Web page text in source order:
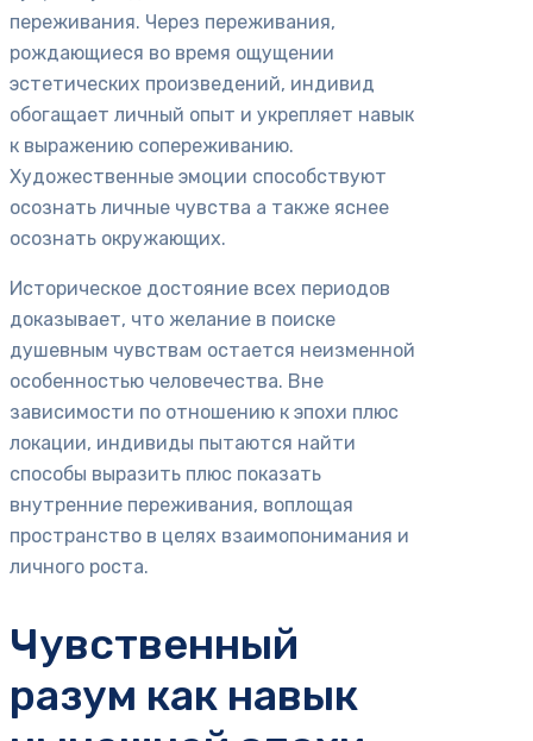
переживания. Через переживания,
рождающиеся во время ощущении
эстетических произведений, индивид
обогащает личный опыт и укрепляет навык
к выражению сопереживанию.
Художественные эмоции способствуют
осознать личные чувства а также яснее
осознать окружающих.
Историческое достояние всех периодов
доказывает, что желание в поиске
душевным чувствам остается неизменной
особенностью человечества. Вне
зависимости по отношению к эпохи плюс
локации, индивиды пытаются найти
способы выразить плюс показать
внутренние переживания, воплощая
пространство в целях взаимопонимания и
личного роста.
Чувственный
разум как навык